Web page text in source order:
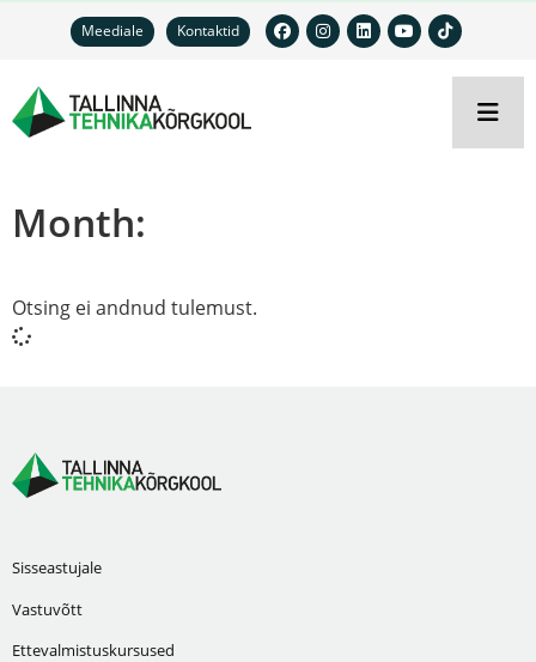
Meediale Kontaktid
Month:
Otsing ei andnud tulemust.
Sisseastujale
Vastuvõtt
Ettevalmistuskursused